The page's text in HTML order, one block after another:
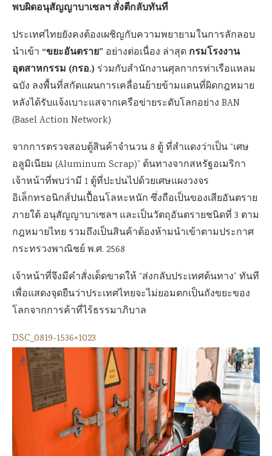
พบผิดอนุสัญญาบาเซลฯ สั่งตีกลับทันที
ประเทศไทยยังคงต้องเผชิญกับความพยายามในการลักลอบ
นำเข้า “ขยะอันตราย” อย่างต่อเนื่อง ล่าสุด กรมโรงงาน
อุตสาหกรรม (กรอ.) ร่วมกับสำนักงานศุลกากรท่าเรือแหลม
ฉบัง ลงพื้นที่สกัดแผนการเคลื่อนย้ายข้ามแดนที่ผิดกฎหมาย
หลังได้รับแจ้งเบาะแสจากเครือข่ายระดับโลกอย่าง BAN
(Basel Action Network)
จากการตรวจสอบตู้สินค้าจำนวน 8 ตู้ ที่สำแดงว่าเป็น “เศษ
อลูมิเนียม (Aluminum Scrap)” ต้นทางจากสหรัฐอเมริกา
เจ้าหน้าที่พบว่ามี 1 ตู้ที่ปะปนไปด้วยเศษแผงวงจร
อิเล็กทรอนิกส์ปนเปื้อนโลหะหนัก ซึ่งถือเป็นของเสียอันตราย
ภายใต้ อนุสัญญาบาเซลฯ และเป็นวัตถุอันตรายชนิดที่ 3 ตาม
กฎหมายไทย รวมถึงเป็นสินค้าต้องห้ามนำเข้าตามประกาศ
กระทรวงพาณิชย์ พ.ศ. 2568
เจ้าหน้าที่จึงมีคำสั่งเด็ดขาดให้ “ส่งกลับประเทศต้นทาง” ทันที
เพื่อแสดงจุดยืนว่าประเทศไทยจะไม่ยอมตกเป็นถังขยะของ
โลกจากการค้าที่ไร้ธรรมาภิบาล
DSC_0819-1536×1023